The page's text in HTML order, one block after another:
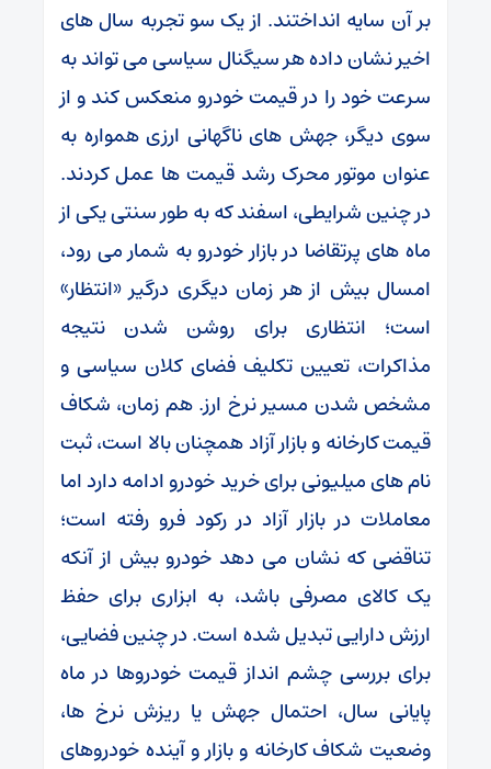
بر آن سایه انداختند. از یک ‌سو تجربه سال‌ های
اخیر نشان داده هر سیگنال سیاسی می ‌تواند به‌
سرعت خود را در قیمت خودرو منعکس کند و از
سوی دیگر، جهش ‌های ناگهانی ارزی همواره به‌
عنوان موتور محرک رشد قیمت ‌ها عمل کردند.
در چنین شرایطی، اسفند که به ‌طور سنتی یکی از
ماه‌ های پرتقاضا در بازار خودرو به ‌شمار می ‌رود،
امسال بیش از هر زمان دیگری درگیر «انتظار»
است؛ انتظاری برای روشن شدن نتیجه
مذاکرات، تعیین ‌تکلیف فضای کلان سیاسی و
مشخص شدن مسیر نرخ ارز. هم‌ زمان، شکاف
قیمت کارخانه و بازار آزاد همچنان بالا است، ثبت
‌نام ‌های میلیونی برای خرید خودرو ادامه دارد اما
معاملات در بازار آزاد در رکود فرو رفته است؛
تناقضی که نشان می ‌دهد خودرو بیش از آنکه
یک کالای مصرفی باشد، به ابزاری برای حفظ
ارزش دارایی تبدیل شده است. در چنین فضایی،
برای بررسی چشم ‌انداز قیمت خودروها در ماه
پایانی سال، احتمال جهش یا ریزش نرخ‌ ها،
وضعیت شکاف کارخانه و بازار و آینده خودروهای